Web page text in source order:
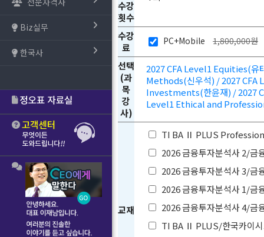
Biz실무
한국사
수강
횟수
수강
료
PC+Mobile 1,800,000원
선택
(과
목
강
사)
2027 CFA Level1 Equities(
Methods(신우석) / 2027
Investments(한윤재) / 2027
Level1 Ethical and
교재
TI BA Ⅱ PLUS
2026 금융투자분석사 2/금
2026 금융투자분석사 3/금
2026 금융투자분석사 1/금
2026 금융투자분석사 4/금
TI BA Ⅱ PLUS/한국카이